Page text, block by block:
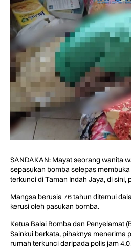
SANDAKAN: Mayat seorang wanita
sepasukan bomba selepas
terkunci di Taman Indah Jaya, di sini,
Mangsa berusia 76 tahun ditemui
kerusi oleh pasukan bomba.
Ketua Balai Bomba dan Penyelamat
Sainkui berkata, pihaknya menerima
rumah terkunci daripada polis jam